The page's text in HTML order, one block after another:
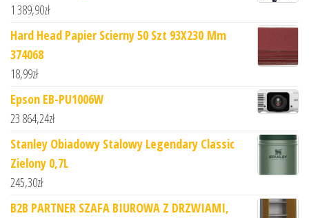
1 389,90zł
Hard Head Papier Scierny 50 Szt 93X230 Mm
374068
18,99zł
Epson EB-PU1006W
23 864,24zł
Stanley Obiadowy Stalowy Legendary Classic
Zielony 0,7L
245,30zł
B2B PARTNER SZAFA BIUROWA Z DRZWIAMI,